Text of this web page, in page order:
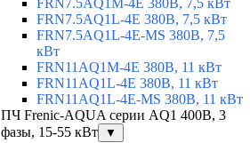
FRN7.5AQ1M-4E 380В, 7,5 кВт
FRN7.5AQ1L-4E 380В, 7,5 кВт
FRN7.5AQ1L-4E-MS 380В, 7,5
кВт
FRN11AQ1M-4E 380В, 11 кВт
FRN11AQ1L-4E 380В, 11 кВт
FRN11AQ1L-4E-MS 380В, 11 кВт
ПЧ Frenic-AQUA серии AQ1 400В, 3
фазы, 15-55 кВт
▼